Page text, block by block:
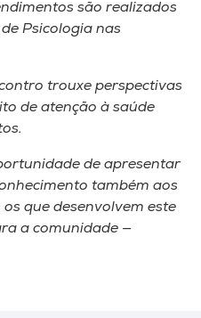
são realizados
Psicologia nas
trouxe perspectivas
de atenção à saúde
de apresentar
também aos
que desenvolvem este
a comunidade —